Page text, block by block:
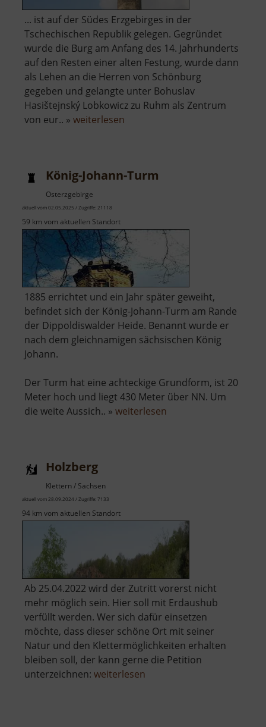
... ist auf der Südes Erzgebirges in der
Tschechischen Republik gelegen. Gegründet
wurde die Burg am Anfang des 14. Jahrhunderts
auf den Resten einer alten Festung, wurde dann
als Lehen an die Herren von Schönburg
gegeben und gelangte unter Bohuslav
Hasištejnský Lobkowicz zu Ruhm als Zentrum
von eur.. » weiterlesen
König-Johann-Turm
Osterzgebirge
aktuell vom 02.05.2025 / Zugriffe: 21118
59 km vom aktuellen Standort
1885 errichtet und ein Jahr später geweiht,
befindet sich der König-Johann-Turm am Rande
der Dippoldiswalder Heide. Benannt wurde er
nach dem gleichnamigen sächsischen König
Johann.
Der Turm hat eine achteckige Grundform, ist 20
Meter hoch und liegt 430 Meter über NN. Um
die weite Aussich.. » weiterlesen
Holzberg
Klettern / Sachsen
aktuell vom 28.09.2024 / Zugriffe: 7133
94 km vom aktuellen Standort
Ab 25.04.2022 wird der Zutritt vorerst nicht
mehr möglich sein. Hier soll mit Erdaushub
verfüllt werden. Wer sich dafür einsetzen
möchte, dass dieser schöne Ort mit seiner
Natur und den Klettermöglichkeiten erhalten
bleiben soll, der kann gerne die Petition
unterzeichnen: weiterlesen